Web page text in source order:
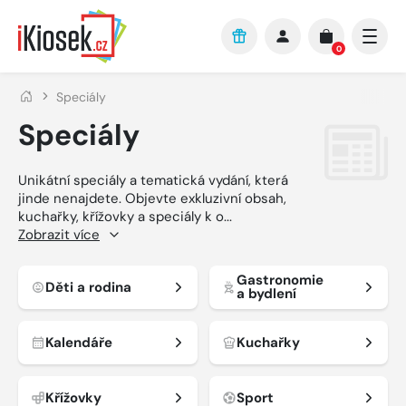
Přejít na hlavní obsah
0
Speciály
Speciály
Unikátní speciály a tematická vydání, která
jinde nenajdete. Objevte exkluzivní obsah,
kuchařky, křížovky a speciály k o...
Zobrazit více
Děti a rodina Gastronomie
a bydlení
Kalendáře Kuchařky
Křížovky Sport